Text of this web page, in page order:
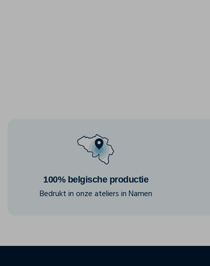
100% belgische productie
Bedrukt in onze ateliers in Namen